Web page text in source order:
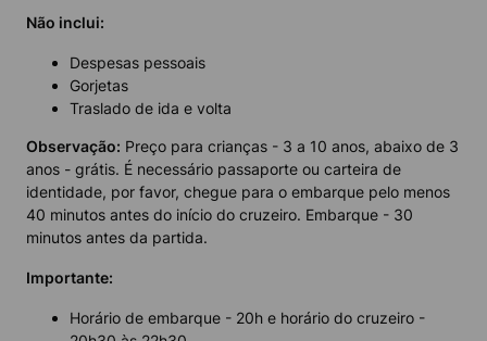
Não inclui:
Despesas pessoais
Gorjetas
Traslado de ida e volta
Observação: Preço para crianças - 3 a 10 anos, abaixo de 3
anos - grátis. É necessário passaporte ou carteira de
identidade, por favor, chegue para o embarque pelo menos
40 minutos antes do início do cruzeiro. Embarque - 30
minutos antes da partida.
Importante:
Horário de embarque - 20h e horário do cruzeiro -